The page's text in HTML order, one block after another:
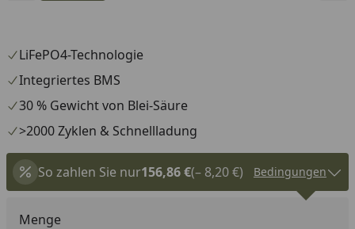
LiFePO4-Technologie
Integriertes BMS
30 % Gewicht von Blei-Säure
>2000 Zyklen & Schnellladung
So zahlen Sie nur156,86 €(– 8,20 €) Bedingungen
Menge